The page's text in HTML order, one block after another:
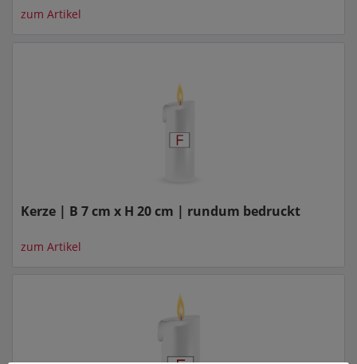
zum Artikel
Kerze | B 7 cm x H 20 cm | rundum bedruckt
zum Artikel